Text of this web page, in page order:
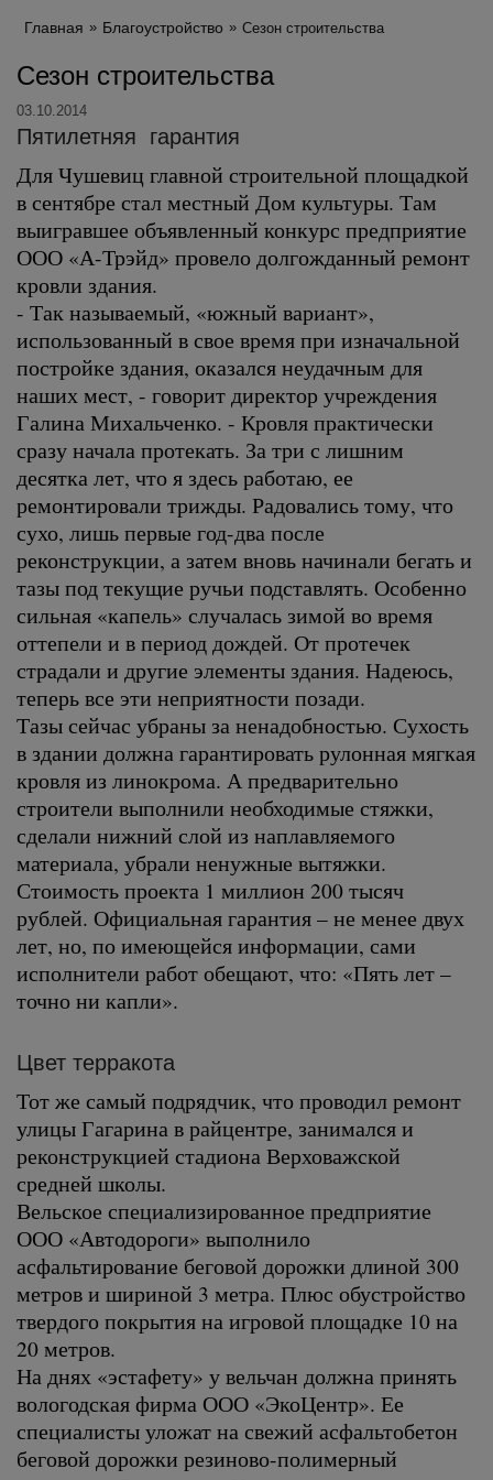
Главная Благоустройство Сезон строительства
Сезон строительства
03.10.2014
Пятилетняя гарантия
Для Чушевиц главной строительной площадкой
в сентябре стал местный Дом культуры. Там
выигравшее объявленный конкурс предприятие
ООО «А-Трэйд» провело долгожданный ремонт
кровли здания.
- Так называемый, «южный вариант»,
использованный в свое время при изначальной
постройке здания, оказался неудачным для
наших мест, - говорит директор учреждения
Галина Михальченко. - Кровля практически
сразу начала протекать. За три с лишним
десятка лет, что я здесь работаю, ее
ремонтировали трижды. Радовались тому, что
сухо, лишь первые год-два после
реконструкции, а затем вновь начинали бегать и
тазы под текущие ручьи подставлять. Особенно
сильная «капель» случалась зимой во время
оттепели и в период дождей. От протечек
страдали и другие элементы здания. Надеюсь,
теперь все эти неприятности позади.
Тазы сейчас убраны за ненадобностью. Сухость
в здании должна гарантировать рулонная мягкая
кровля из линокрома. А предварительно
строители выполнили необходимые стяжки,
сделали нижний слой из наплавляемого
материала, убрали ненужные вытяжки.
Стоимость проекта 1 миллион 200 тысяч
рублей. Официальная гарантия – не менее двух
лет, но, по имеющейся информации, сами
исполнители работ обещают, что: «Пять лет –
точно ни капли».
Цвет терракота
Тот же самый подрядчик, что проводил ремонт
улицы Гагарина в райцентре, занимался и
реконструкцией стадиона Верховажской
средней школы.
Вельское специализированное предприятие
ООО «Автодороги» выполнило
асфальтирование беговой дорожки длиной 300
метров и шириной 3 метра. Плюс обустройство
твердого покрытия на игровой площадке 10 на
20 метров.
На днях «эстафету» у вельчан должна принять
вологодская фирма ООО «ЭкоЦентр». Ее
специалисты уложат на свежий асфальтобетон
беговой дорожки резиново-полимерный